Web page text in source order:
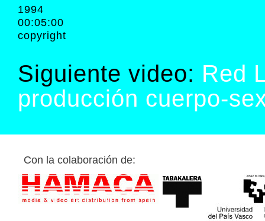
1994
00:05:00
copyright
Siguiente video: Red
producción cuerpo-
Con la colaboración de: